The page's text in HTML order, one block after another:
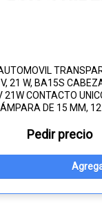
21 W, BA15S
21W CONTACTO
DE 15 MM, 12
Pedir precio